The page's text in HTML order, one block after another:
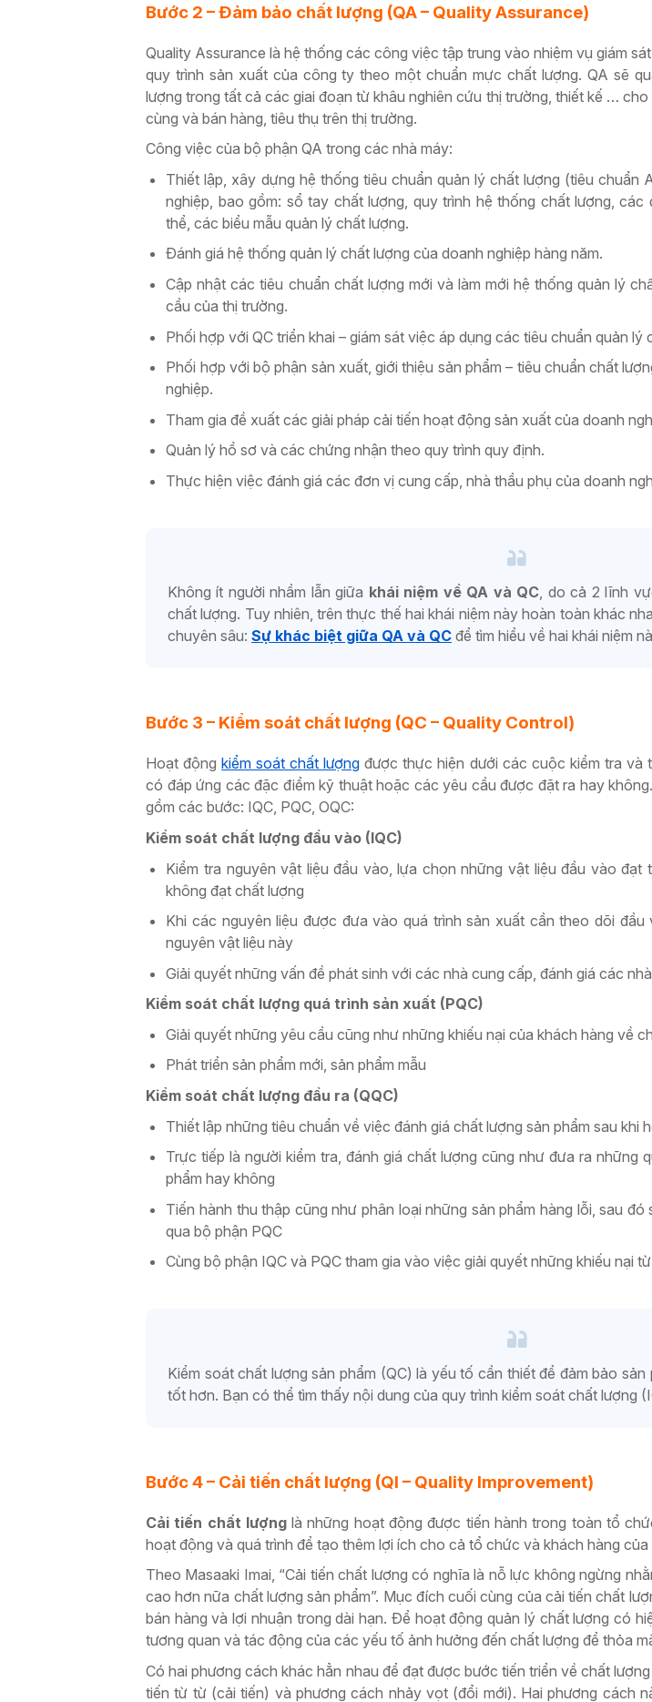
Bước 2 – Đảm bảo chất lượng (QA – Quality Assurance)
Quality Assurance là hệ thống các công việc tập trung vào nhiệm vụ giám
quy trình sản xuất của công ty theo một chuẩn mực chất lượng. QA sẽ
lượng trong tất cả các giai đoạn từ khâu nghiên cứu thị trường, thiết kế …
cùng và bán hàng, tiêu thụ trên thị trường.
Công việc của bộ phận QA trong các nhà máy:
Thiết lập, xây dựng hệ thống tiêu chuẩn quản lý chất lượng (tiêu chuẩn
nghiệp, bao gồm: sổ tay chất lượng, quy trình hệ thống chất lượng,
thể, các biểu mẫu quản lý chất lượng.
Đánh giá hệ thống quản lý chất lượng của doanh nghiệp hàng năm.
Cập nhật các tiêu chuẩn chất lượng mới và làm mới hệ thống quản lý
cầu của thị trường.
Phối hợp với QC triển khai – giám sát việc áp dụng các tiêu chuẩn quản lý
Phối hợp với bộ phận sản xuất, giới thiệu sản phẩm – tiêu chuẩn chất
nghiệp.
Tham gia đề xuất các giải pháp cải tiến hoạt động sản xuất của doanh
Quản lý hồ sơ và các chứng nhận theo quy trình quy định.
Thực hiện việc đánh giá các đơn vị cung cấp, nhà thầu phụ của doanh
Không ít người nhầm lẫn giữa khái niệm về QA và QC, do cả 2 lĩnh
chất lượng. Tuy nhiên, trên thực thế hai khái niệm này hoàn toàn khác
chuyên sâu: Sự khác biệt giữa QA và QCđể tìm hiểu về hai khái niệm
Bước 3 – Kiểm soát chất lượng (QC – Quality Control)
Hoạt độngkiểm soát chất lượng được thực hiện dưới các cuộc kiểm tra và
có đáp ứng các đặc điểm kỹ thuật hoặc các yêu cầu được đặt ra hay
gồm các bước: IQC, PQC, OQC:
Kiểm soát chất lượng đầu vào (IQC)
Kiểm tra nguyên vật liệu đầu vào, lựa chọn những vật liệu đầu vào đạt
không đạt chất lượng
Khi các nguyên liệu được đưa vào quá trình sản xuất cần theo dõi
nguyên vật liệu này
Giải quyết những vấn đề phát sinh với các nhà cung cấp, đánh giá các
Kiểm soát chất lượng quá trình sản xuất (PQC)
Giải quyết những yêu cầu cũng như những khiếu nại của khách hàng về
Phát triển sản phẩm mới, sản phẩm mẫu
Kiểm soát chất lượng đầu ra (QQC)
Thiết lập những tiêu chuẩn về việc đánh giá chất lượng sản phẩm sau khi
Trực tiếp là người kiểm tra, đánh giá chất lượng cũng như đưa ra những
phẩm hay không
Tiến hành thu thập cũng như phân loại những sản phẩm hàng lỗi, sau
qua bộ phận PQC
Cùng bộ phận IQC và PQC tham gia vào việc giải quyết những khiếu nại
Kiểm soát chất lượng sản phẩm (QC) là yếu tố cần thiết để đảm bảo
tốt hơn. Bạn có thể tìm thấy nội dung của quy trình kiểm soát chất lượng
Bước 4 – Cải tiến chất lượng (QI – Quality Improvement)
Cải tiến chất lượnglà những hoạt động được tiến hành trong toàn tổ
hoạt động và quá trình để tạo thêm lợi ích cho cả tổ chức và khách hàng
Theo Masaaki Imai, “Cải tiến chất lượng có nghĩa là nỗ lực không ngừng
cao hơn nữa chất lượng sản phẩm”. Mục đích cuối cùng của cải tiến chất
bán hàng và lợi nhuận trong dài hạn. Để hoạt động quản lý chất lượng có
tương quan và tác động của các yếu tố ảnh hưởng đến chất lượng để thỏa
Có hai phương cách khác hẳn nhau để đạt được bước tiến triển về chất
tiến từ từ (cải tiến) và phương cách nhảy vọt (đổi mới). Hai phương cách